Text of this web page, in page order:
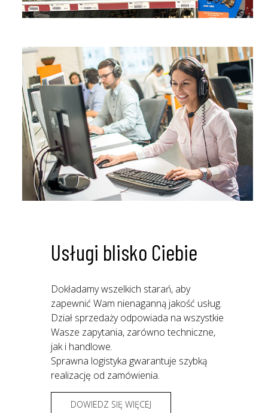
Usługi blisko Ciebie
Dokładamy wszelkich starań, aby
zapewnić Wam nienaganną jakość usług.
Dział sprzedaży odpowiada na wszystkie
Wasze zapytania, zarówno techniczne,
jak i handlowe.
Sprawna logistyka gwarantuje szybką
realizację od zamówienia.
DOWIEDZ SIĘ WIĘCEJ